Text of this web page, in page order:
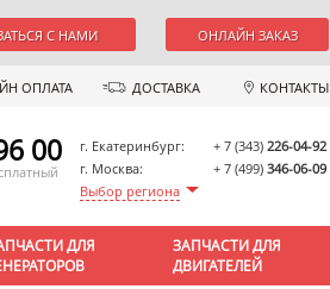
С НАМИ ОНЛАЙН ЗАКАЗ
ОПЛАТА ДОСТАВКА КОНТАКТЫ
г. Екатеринбург: + 7 (343) 226-04-92
г. Москва:
+ 7 (499) 346-06-09
Выбор региона
00
ДЛЯ
ЗАПЧАСТИ ДЛЯ
ДВИГАТЕЛЕЙ